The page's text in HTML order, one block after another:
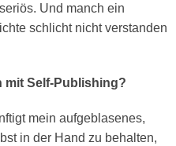
Und manch ein
schlicht nicht verstanden
mit Self-Publishing?
mein aufgeblasenes,
in der Hand zu behalten,